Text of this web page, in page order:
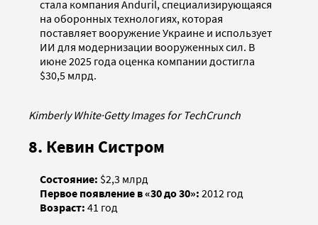
стала компания Anduril, специализирующаяся
на оборонных технологиях, которая
поставляет вооружение Украине и использует
ИИ для модернизации вооруженных сил. В
июне 2025 года оценка компании достигла
$30,5 млрд.
Kimberly White·Getty Images for TechCrunch
8. Кевин Систром
Состояние: $2,3 млрд
Первое появление в «30 до 30»: 2012 год
Возраст: 41 год